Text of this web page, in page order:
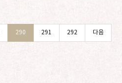
290 291 292 다음